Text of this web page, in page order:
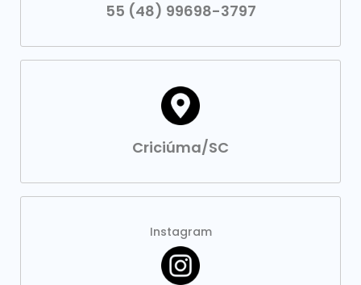
55 (48) 99698-3797
Criciúma/SC
Instagram